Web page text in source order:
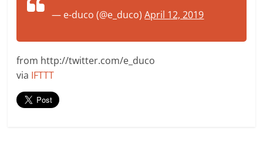
— e-duco (@e_duco)April 12, 2019
from http://twitter.com/e_duco
via IFTTT